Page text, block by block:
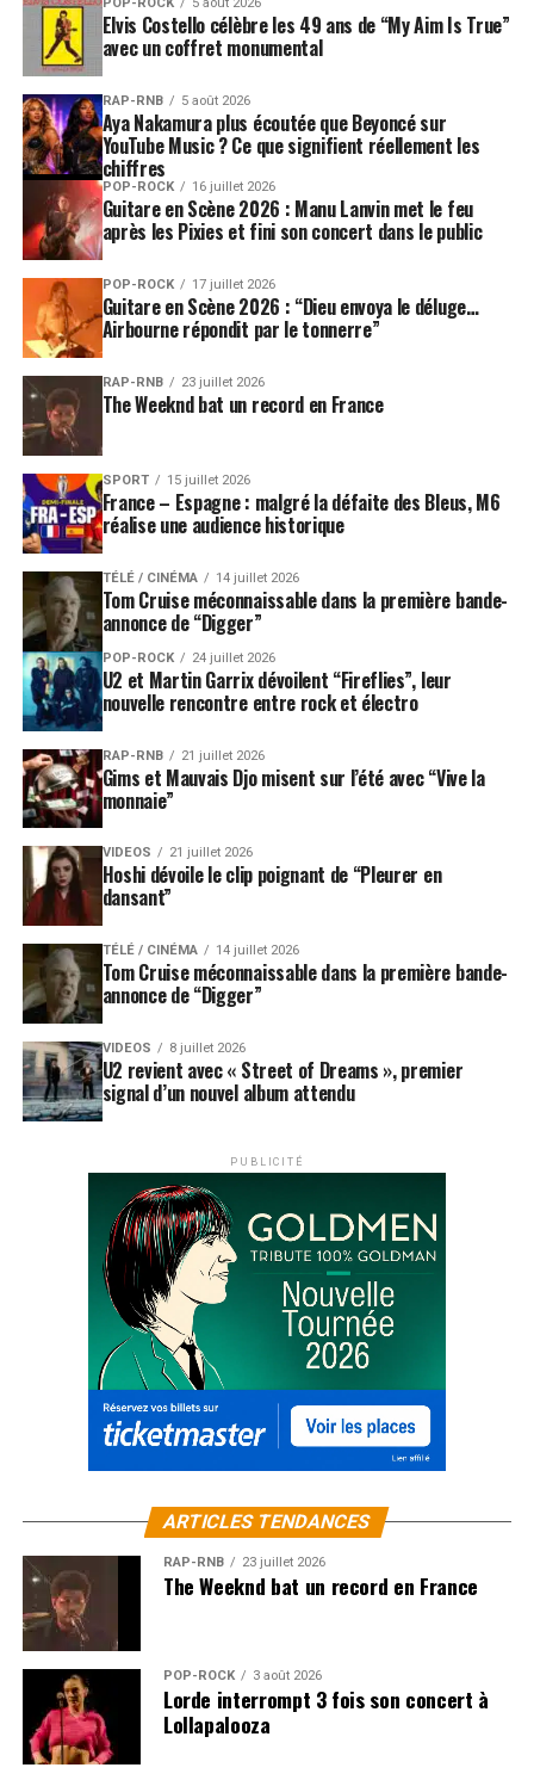
Elvis Costello célèbre les 49 ans de “My Aim Is True”
avec un coffret monumental
RAP-RNB 5 août 2026
Aya Nakamura plus écoutée que Beyoncé sur
YouTube Music ? Ce que signifient réellement les
chiffres
POP-ROCK 16 juillet 2026
Guitare en Scène 2026 : Manu Lanvin met le feu
après les Pixies et fini son concert dans le public
POP-ROCK 17 juillet 2026
Guitare en Scène 2026 : “Dieu envoya le déluge…
Airbourne répondit par le tonnerre”
RAP-RNB 23 juillet 2026
The Weeknd bat un record en France
SPORT 15 juillet 2026
France – Espagne : malgré la défaite des Bleus, M6
réalise une audience historique
TÉLÉ / CINÉMA 14 juillet 2026
Tom Cruise méconnaissable dans la première bande-
annonce de “Digger”
POP-ROCK 24 juillet 2026
U2 et Martin Garrix dévoilent “Fireflies”, leur
nouvelle rencontre entre rock et électro
RAP-RNB 21 juillet 2026
Gims et Mauvais Djo misent sur l’été avec “Vive la
monnaie”
VIDEOS 21 juillet 2026
Hoshi dévoile le clip poignant de “Pleurer en
dansant”
TÉLÉ / CINÉMA 14 juillet 2026
Tom Cruise méconnaissable dans la première bande-
annonce de “Digger”
VIDEOS 8 juillet 2026
U2 revient avec « Street of Dreams », premier
signal d’un nouvel album attendu
PUBLICITÉ
ARTICLES TENDANCES
RAP-RNB 23 juillet 2026
The Weeknd bat un record en France
POP-ROCK 3 août 2026
Lorde interrompt 3 fois son concert à
Lollapalooza